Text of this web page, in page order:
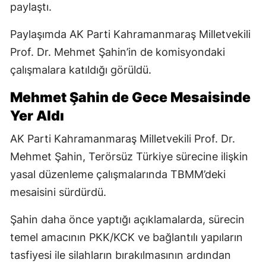
paylaştı.
Paylaşımda AK Parti Kahramanmaraş Milletvekili
Prof. Dr. Mehmet Şahin’in de komisyondaki
çalışmalara katıldığı görüldü.
Mehmet Şahin de Gece Mesaisinde
Yer Aldı
AK Parti Kahramanmaraş Milletvekili Prof. Dr.
Mehmet Şahin, Terörsüz Türkiye sürecine ilişkin
yasal düzenleme çalışmalarında TBMM’deki
mesaisini sürdürdü.
Şahin daha önce yaptığı açıklamalarda, sürecin
temel amacının PKK/KCK ve bağlantılı yapıların
tasfiyesi ile silahların bırakılmasının ardından